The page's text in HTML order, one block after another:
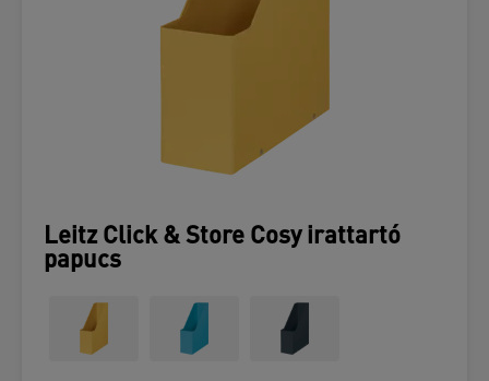
Leitz Click & Store Cosy irattartó
papucs